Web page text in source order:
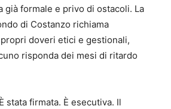
già formale e privo di ostacoli. La
di Costanzo richiama
propri doveri etici e gestionali,
risponda dei mesi di ritardo
stata firmata. È esecutiva. Il